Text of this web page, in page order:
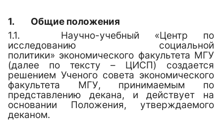
1.
Общие положения
1.1.
Научно-учебный «Центр по
исследованию социальной
политики» экономического факультета МГУ
(далее по тексту – ЦИСП) создается
решением Ученого совета экономического
факультета МГУ, принимаемым по
представлению декана, и действует на
основании Положения, утверждаемого
деканом.